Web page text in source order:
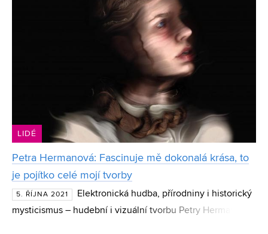
LIDÉ
Petra Hermanová: Fascinuje mě dokonalá krása, to
je pojítko celé mojí tvorby
5. ŘÍJNA 2021
Elektronická hudba, přírodniny i historický
mysticismus – hudební i vizuální tvorbu Petry Hermanové